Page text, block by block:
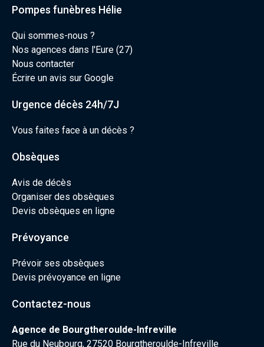
Pompes funèbres Hélie
Qui sommes-nous ?
Nos agences dans l'Eure (27)
Nous contacter
Écrire un avis sur Google
Urgence décès 24h/7J
Vous faites face à un décès ?
Obsèques
Avis de décès
Organiser des obsèques
Devis obsèques en ligne
Prévoyance
Prévoir ses obsèques
Devis prévoyance en ligne
Contactez-nous
Agence de Bourgtheroulde-Infreville
Rue du Neubourg, 27520 Bourgtheroulde-Infreville